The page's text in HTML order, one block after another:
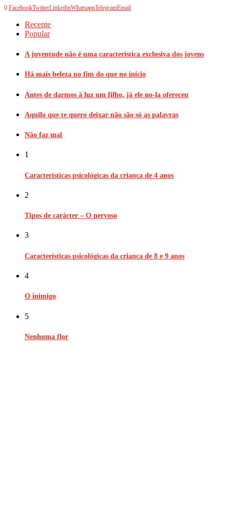
0 FacebookTwitterLinkedinWhatsappTelegramEmail
Recente
Popular
A juventude não é uma característica exclusiva dos jovens
Há mais beleza no fim do que no início
Antes de darmos à luz um filho, já ele no-la ofereceu
Aquilo que te quero deixar não são só as palavras
Não faz mal
1
Características psicológicas da criança de 4 anos
2
Tipos de carácter – O nervoso
3
Características psicológicas da criança de 8 e 9 anos
4
O inimigo
5
Nenhuma flor